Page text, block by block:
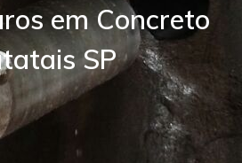
em Concreto
SP